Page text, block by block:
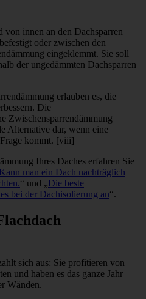
innen an den Dachsparren
oder zwischen den
eingeklemmt. Sie soll
der ungedämmten Dachsparren
erlauben es, die
Die
Zwischensparrendämmung
Alternative dar, wenn eine
kommt. [viii]
Ihres Daches erfahren Sie
Kann man ein Dach nachträglich
“ und „Die beste
bei der Dachisolierung an“.
sich aus: Sie profitieren von
und haben es das ganze Jahr
Wänden.